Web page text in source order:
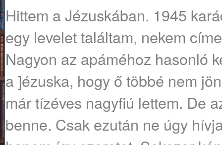
Hittem a Jézuskában. 1945
egy levelet találtam, nekem
Nagyon az apáméhoz hasonló
a ]ézuska, hogy ő többé nem
már tízéves nagyfiú lettem. De
benne. Csak ezután ne úgy